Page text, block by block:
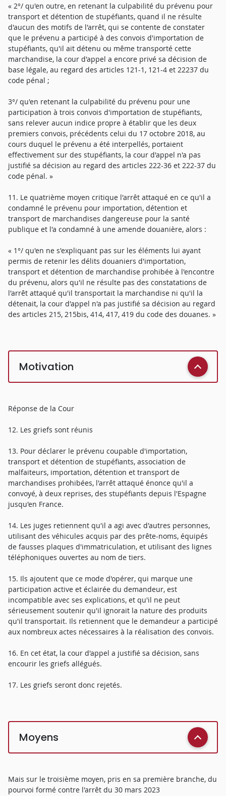
« 2°/ qu'en outre, en retenant la culpabilité du prévenu pour
transport et détention de stupéfiants, quand il ne résulte
d'aucun des motifs de l'arrêt, qui se contente de constater
que le prévenu a participé à des convois d'importation de
stupéfiants, qu'il ait détenu ou même transporté cette
marchandise, la cour d'appel a encore privé sa décision de
base légale, au regard des articles 121-1, 121-4 et 22237 du
code pénal ;
3°/ qu'en retenant la culpabilité du prévenu pour une
participation à trois convois d'importation de stupéfiants,
sans relever aucun indice propre à établir que les deux
premiers convois, précédents celui du 17 octobre 2018, au
cours duquel le prévenu a été interpellés, portaient
effectivement sur des stupéfiants, la cour d'appel n'a pas
justifié sa décision au regard des articles 222-36 et 222-37 du
code pénal. »
11. Le quatrième moyen critique l'arrêt attaqué en ce qu'il a
condamné le prévenu pour importation, détention et
transport de marchandises dangereuse pour la santé
publique et l'a condamné à une amende douanière, alors :
« 1°/ qu'en ne s'expliquant pas sur les éléments lui ayant
permis de retenir les délits douaniers d'importation,
transport et détention de marchandise prohibée à l'encontre
du prévenu, alors qu'il ne résulte pas des constatations de
l'arrêt attaqué qu'il transportait la marchandise ni qu'il la
détenait, la cour d'appel n'a pas justifié sa décision au regard
des articles 215, 215bis, 414, 417, 419 du code des douanes. »
Motivation
Réponse de la Cour
12. Les griefs sont réunis
13. Pour déclarer le prévenu coupable d'importation,
transport et détention de stupéfiants, association de
malfaiteurs, importation, détention et transport de
marchandises prohibées, l'arrêt attaqué énonce qu'il a
convoyé, à deux reprises, des stupéfiants depuis l'Espagne
jusqu'en France.
14. Les juges retiennent qu'il a agi avec d'autres personnes,
utilisant des véhicules acquis par des prête-noms, équipés
de fausses plaques d'immatriculation, et utilisant des lignes
téléphoniques ouvertes au nom de tiers.
15. Ils ajoutent que ce mode d'opérer, qui marque une
participation active et éclairée du demandeur, est
incompatible avec ses explications, et qu'il ne peut
sérieusement soutenir qu'il ignorait la nature des produits
qu'il transportait. Ils retiennent que le demandeur a participé
aux nombreux actes nécessaires à la réalisation des convois.
16. En cet état, la cour d'appel a justifié sa décision, sans
encourir les griefs allégués.
17. Les griefs seront donc rejetés.
Moyens
Mais sur le troisième moyen, pris en sa première branche, du
pourvoi formé contre l'arrêt du 30 mars 2023